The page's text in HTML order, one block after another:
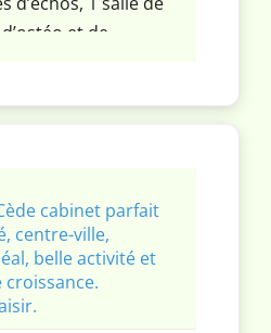
et de
Libre fin 2026.
cabinet parfait
centre-ville,
belle activité et